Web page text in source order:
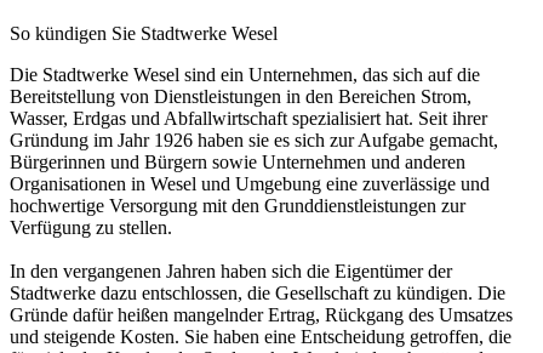
So kündigen Sie Stadtwerke Wesel
Die Stadtwerke Wesel sind ein Unternehmen, das sich auf die
Bereitstellung von Dienstleistungen in den Bereichen Strom,
Wasser, Erdgas und Abfallwirtschaft spezialisiert hat. Seit ihrer
Gründung im Jahr 1926 haben sie es sich zur Aufgabe gemacht,
Bürgerinnen und Bürgern sowie Unternehmen und anderen
Organisationen in Wesel und Umgebung eine zuverlässige und
hochwertige Versorgung mit den Grunddienstleistungen zur
Verfügung zu stellen.
In den vergangenen Jahren haben sich die Eigentümer der
Stadtwerke dazu entschlossen, die Gesellschaft zu kündigen. Die
Gründe dafür heißen mangelnder Ertrag, Rückgang des Umsatzes
und steigende Kosten. Sie haben eine Entscheidung getroffen, die